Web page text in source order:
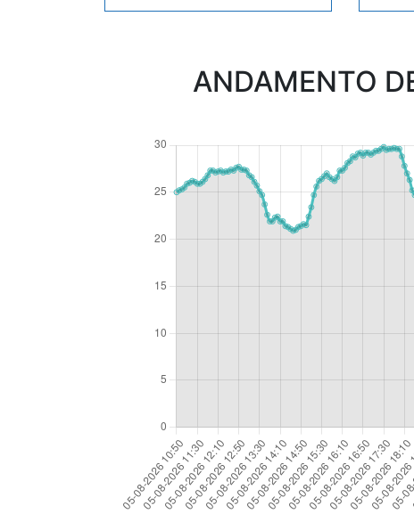
ANDAMENTO